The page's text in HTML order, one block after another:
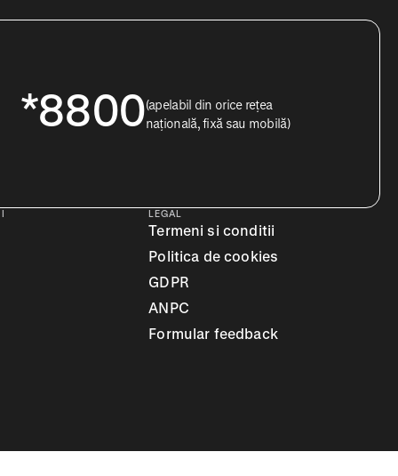
*8800(apelabil din orice rețea
națională, fixă sau mobilă)
LEGAL
Termeni si conditii
Politica de cookies
GDPR
ANPC
Formular feedback